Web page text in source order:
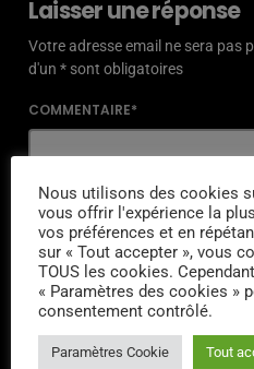
Laisser une réponse
Votre adresse email ne sera pas
d'un * sont obligatoires
COMMENTAIRE*
NOM*
EMAIL*
Nous utilisons des cookies
vous offrir l'expérience la
vos préférences et en
sur « Tout accepter », vous
TOUS les cookies.
« Paramètres des cookies »
consentement contrôlé.
Paramètres Cookie Tout